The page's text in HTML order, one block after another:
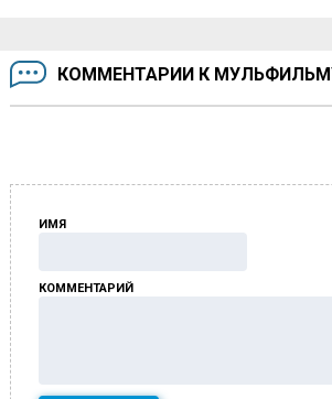
КОММЕНТАРИИ К
ИМЯ
КОММЕНТАРИЙ